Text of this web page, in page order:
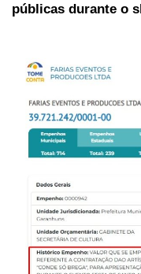
públicas durante o